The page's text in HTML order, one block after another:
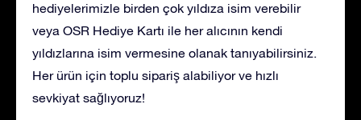
hediyelerimizle birden çok yıldıza isim verebilir
veya OSR Hediye Kartı ile her alıcının kendi
yıldızlarına isim vermesine olanak tanıyabilirsiniz.
Her ürün için toplu sipariş alabiliyor ve hızlı
sevkiyat sağlıyoruz!